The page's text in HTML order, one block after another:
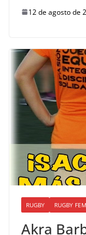
12 de agosto de
RUGBY RUGBY
Akra